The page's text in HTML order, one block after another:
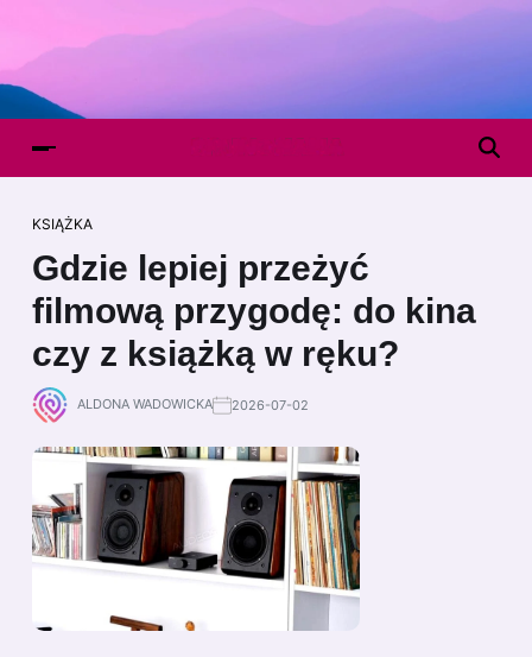
KSIĄŻKA
Gdzie lepiej przeżyć
filmową przygodę: do kina
czy z książką w ręku?
ALDONA WADOWICKA 2026-07-02